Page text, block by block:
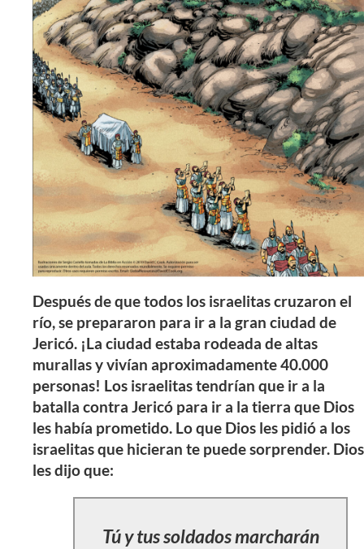
Después de que todos los israelitas cruzaron el
río, se prepararon para ir a la gran ciudad de
Jericó. ¡La ciudad estaba rodeada de altas
murallas y vivían aproximadamente 40.000
personas! Los israelitas tendrían que ir a la
batalla contra Jericó para ir a la tierra que Dios
les había prometido. Lo que Dios les pidió a los
israelitas que hicieran te puede sorprender. Dios
les dijo que:
Tú y tus soldados marcharán